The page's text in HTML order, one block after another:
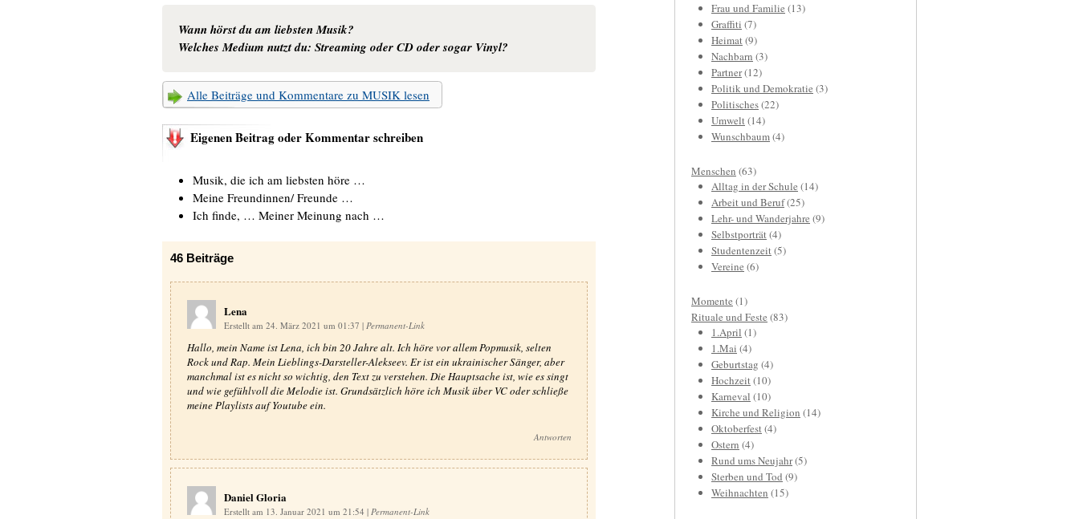
Wann hörst du am liebsten Musik?
Welches Medium nutzt du: Streaming oder CD oder sogar Vinyl?
Alle Beiträge und Kommentare zu MUSIK lesen
Eigenen Beitrag oder Kommentar schreiben
Musik, die ich am liebsten höre …
Meine Freundinnen/ Freunde …
Ich finde, … Meiner Meinung nach …
46 Beiträge
Lena
Erstellt am 24. März 2021 um 01:37 | Permanent-Link
Hallo, mein Name ist Lena, ich bin 20 Jahre alt. Ich höre vor allem Popmusik, selten
Rock und Rap. Mein Lieblings-Darsteller-Alekseev. Er ist ein ukrainischer Sänger, aber
manchmal ist es nicht so wichtig, den Text zu verstehen. Die Hauptsache ist, wie es singt
und wie gefühlvoll die Melodie ist. Grundsätzlich höre ich Musik über VC oder schließe
meine Playlists auf Youtube ein.
Antworten
Daniel Gloria
Erstellt am 13. Januar 2021 um 21:54 | Permanent-Link
Frau und Familie (13)
Graffiti (7)
Heimat(9)
Nachbarn (3)
Partner(12)
Politik und Demokratie (3)
Politisches(22)
Umwelt(14)
Wunschbaum(4)
Menschen (63)
Alltag in der Schule (14)
Arbeit und Beruf(25)
Lehr- und Wanderjahre (9)
Selbstporträt(4)
Studentenzeit(5)
Vereine (6)
Momente (1)
Rituale und Feste (83)
1.April (1)
1.Mai (4)
Geburtstag (4)
Hochzeit(10)
Karneval (10)
Kirche und Religion (14)
Oktoberfest(4)
Ostern (4)
Rund ums Neujahr(5)
Sterben und Tod (9)
Weihnachten (15)